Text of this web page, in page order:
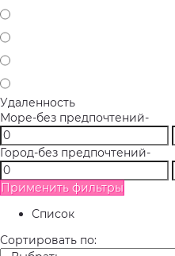
Удаленность
Море-без предпочтений-
Город-без предпочтений-
Применить фильтры
Список
Сортировать по: